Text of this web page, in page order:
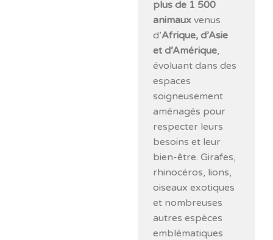
plus de 1 500
animaux venus
d’Afrique, d’Asie
et d’Amérique,
évoluant dans des
espaces
soigneusement
aménagés pour
respecter leurs
besoins et leur
bien-être. Girafes,
rhinocéros, lions,
oiseaux exotiques
et nombreuses
autres espèces
emblématiques